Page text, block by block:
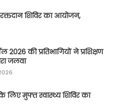
शिविर का आयोजन,
2026 की प्रतिभागियों ने प्रशिक्षण
जलवा
लिए मुफ्त स्वास्थ्य शिविर का